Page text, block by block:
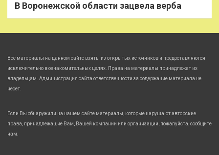
В Воронежской области зацвела верба
Все материалы на данном сайте взяты из открытых источников и предоставляются
исключительно в ознакомительных целях. Права на материалы принадлежат их
владельцам. Администрация сайта ответственности за содержание материала не
несет.
Если Вы обнаружили на нашем сайте материалы, которые нарушают авторские
права, принадлежащие Вам, Вашей компании или организации, пожалуйста, сообщите
нам.